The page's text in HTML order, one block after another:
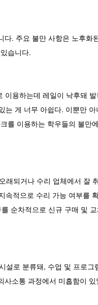
. 주요 불만 사항은 노후화
습니다.
용하는데 레일이 낙후돼
는 게 너무 아쉽다. 이뿐만
를 이용하는 학우들의 불만
래되거나 수리 업체에서 잘
속적으로 수리 가능 여부를
순차적으로 신규 구매 및
설로 분류돼, 수업 및 프로
소통 과정에서 미흡함이